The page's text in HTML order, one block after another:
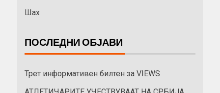
Шах
ПОСЛЕДНИ ОБЈАВИ
Трет информативен билтен за VIEWS